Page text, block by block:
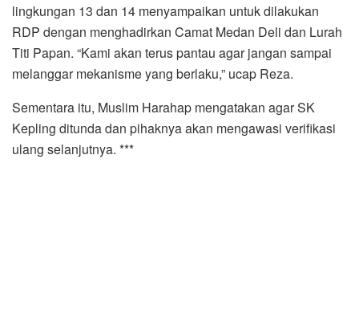
lingkungan 13 dan 14 menyampaikan untuk dilakukan
RDP dengan menghadirkan Camat Medan Deli dan Lurah
Titi Papan. “Kami akan terus pantau agar jangan sampai
melanggar mekanisme yang berlaku,” ucap Reza.
Sementara itu, Muslim Harahap mengatakan agar SK
Kepling ditunda dan pihaknya akan mengawasi verifikasi
ulang selanjutnya. ***